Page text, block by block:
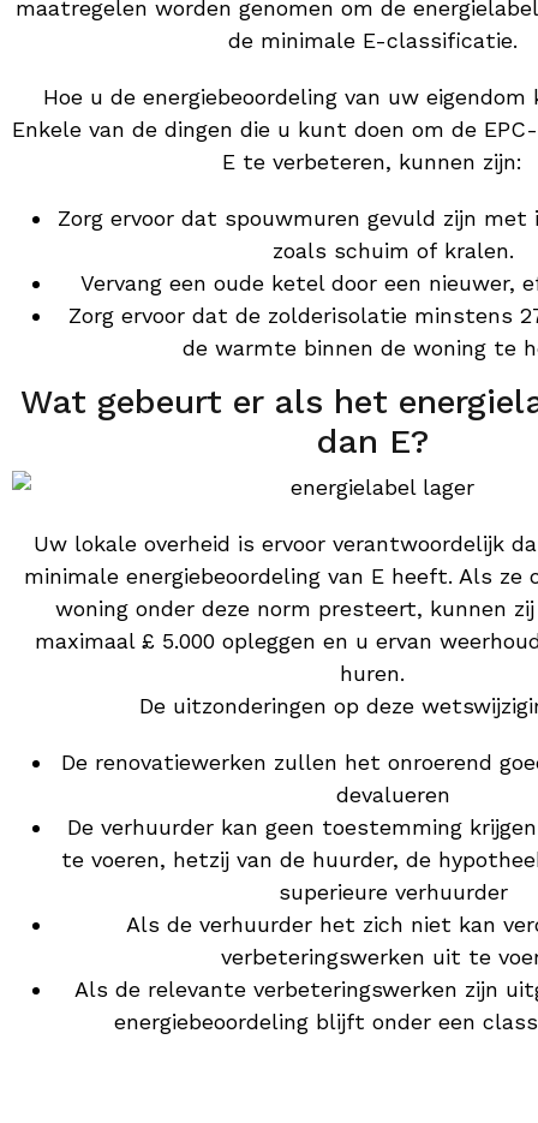
maatregelen worden genomen om de
de minimale E-classificatie.
Hoe u de energiebeoordeling van uw
Enkele van de dingen die u kunt doen om de
E te verbeteren, kunnen zijn:
Zorg ervoor dat spouwmuren gevuld zijn
zoals schuim of kralen.
Vervang een oude ketel door een nieuwer,
Zorg ervoor dat de zolderisolatie minstens
de warmte binnen de woning te
Wat gebeurt er als het
dan E?
Uw lokale overheid is ervoor verantwoordelijk
minimale energiebeoordeling van E heeft. Als
woning onder deze norm presteert, kunnen
maximaal £ 5.000 opleggen en u ervan
huren.
De uitzonderingen op deze
De renovatiewerken zullen het onroerend
devalueren
De verhuurder kan geen toestemming
te voeren, hetzij van de huurder, de
superieure verhuurder
Als de verhuurder het zich niet kan
verbeteringswerken uit te
Als de relevante verbeteringswerken zijn
energiebeoordeling blijft onder een